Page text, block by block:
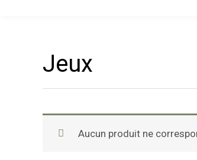
Jeux
Aucun produit ne